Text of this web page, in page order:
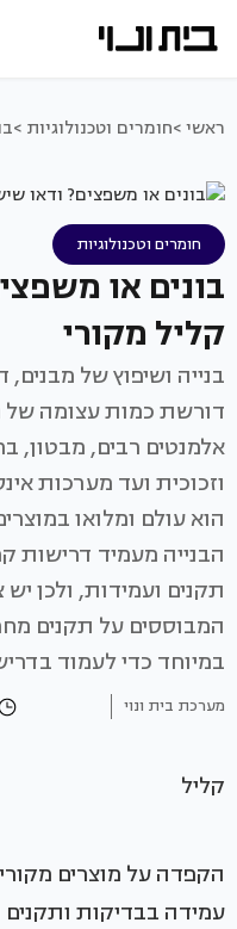
ראשי >חומרים וטכנולוגיות >
חומרים וטכנולוגיות
בונים או
קליל מקורי
בנייה ושיפוץ של
דורשת כמות עצומה של
אלמנטים רבים, מבטון,
וזכוכית ועד מערכות
הוא עולם ומלואו
הבנייה מעמיד דרישות
תקנים ועמידות, ולכן
המבוססים על תקנים
במיוחד כדי לעמוד
מערכת בית ונוי
קליל
הקפדה על מוצרים
עמידה בבדיקות